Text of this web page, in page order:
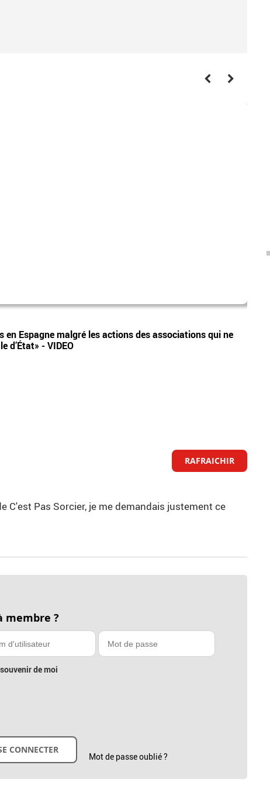
Espagne malgré les actions des associations qui ne
d’État» - VIDEO
RAFRAICHIR
C'est Pas Sorcier, je me demandais justement ce
membre ?
de moi
Mot de passe oublié ?